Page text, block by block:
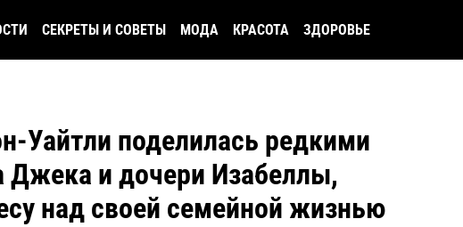
СЕКРЕТЫ И СОВЕТЫ МОДА КРАСОТА ЗДОРОВЬЕ
Уайтли поделилась редкими
и дочери Изабеллы,
над своей семейной жизнью